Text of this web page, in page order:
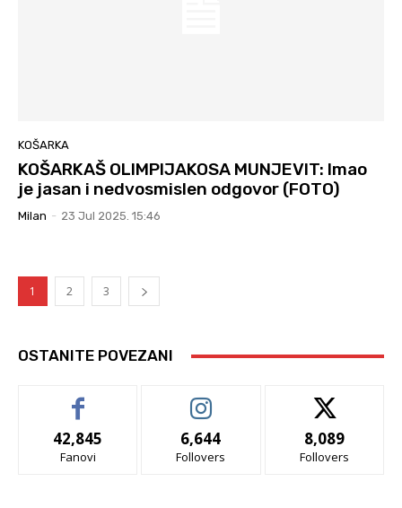
KOŠARKA
KOŠARKAŠ OLIMPIJAKOSA MUNJEVIT: Imao
je jasan i nedvosmislen odgovor (FOTO)
Milan - 23 Jul 2025. 15:46
1 2 3
OSTANITE POVEZANI
42,845
Fanovi
6,644
Follovers
8,089
Follovers